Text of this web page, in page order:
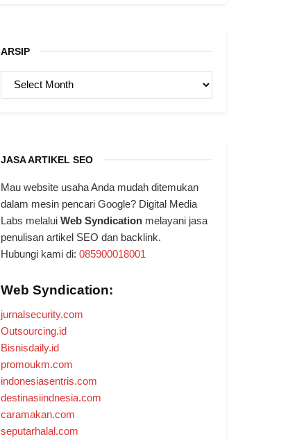
ARSIP
ARSIP
JASA ARTIKEL SEO
Mau website usaha Anda mudah ditemukan
dalam mesin pencari Google? Digital Media
Labs melalui Web Syndication melayani jasa
penulisan artikel SEO dan backlink.
Hubungi kami di: 085900018001
Web Syndication:
jurnalsecurity.com
Outsourcing.id
Bisnisdaily.id
promoukm.com
indonesiasentris.com
destinasiindnesia.com
caramakan.com
seputarhalal.com